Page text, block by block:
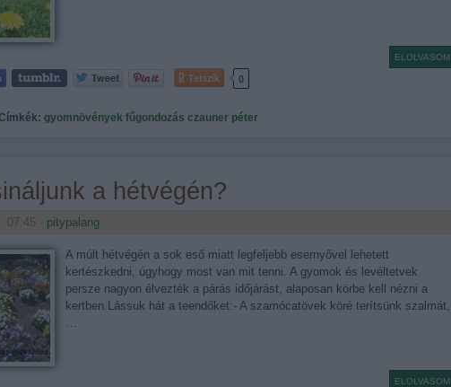
ELOLVASOM
Tetszik 0
gyomnövények fűgondozás czauner péter
a hétvégén?
07:45 - pitypalang
A múlt hétvégén a sok eső miatt legfeljebb esernyővel lehetett
kertészkedni, úgyhogy most van mit tenni. A gyomok és levéltetvek
persze nagyon élvezték a párás időjárást, alaposan körbe kell nézni a
kertben.Lássuk hát a teendőket:- A szamócatövek köré terítsünk szalmát,
…
ELOLVASOM